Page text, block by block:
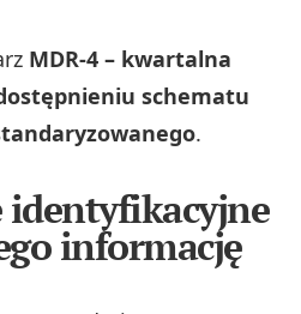
MDR‑4 – kwartalna
schematu
.
identyfikacyjne
informację